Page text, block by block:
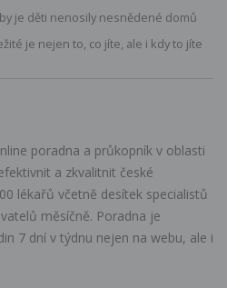
je děti nenosily nesnědené domů
je nejen to, co jíte, ale i kdy to jíte
poradna a průkopník v oblasti
a zkvalitnit české
lékařů včetně desítek specialistů
měsíčně. Poradna je
7 dní v týdnu nejen na webu, ale i